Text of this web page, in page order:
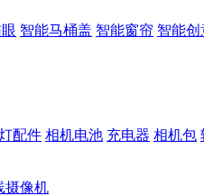
智能马桶盖 智能窗帘 智能创
配件 相机电池 充电器 相机包
摄像机